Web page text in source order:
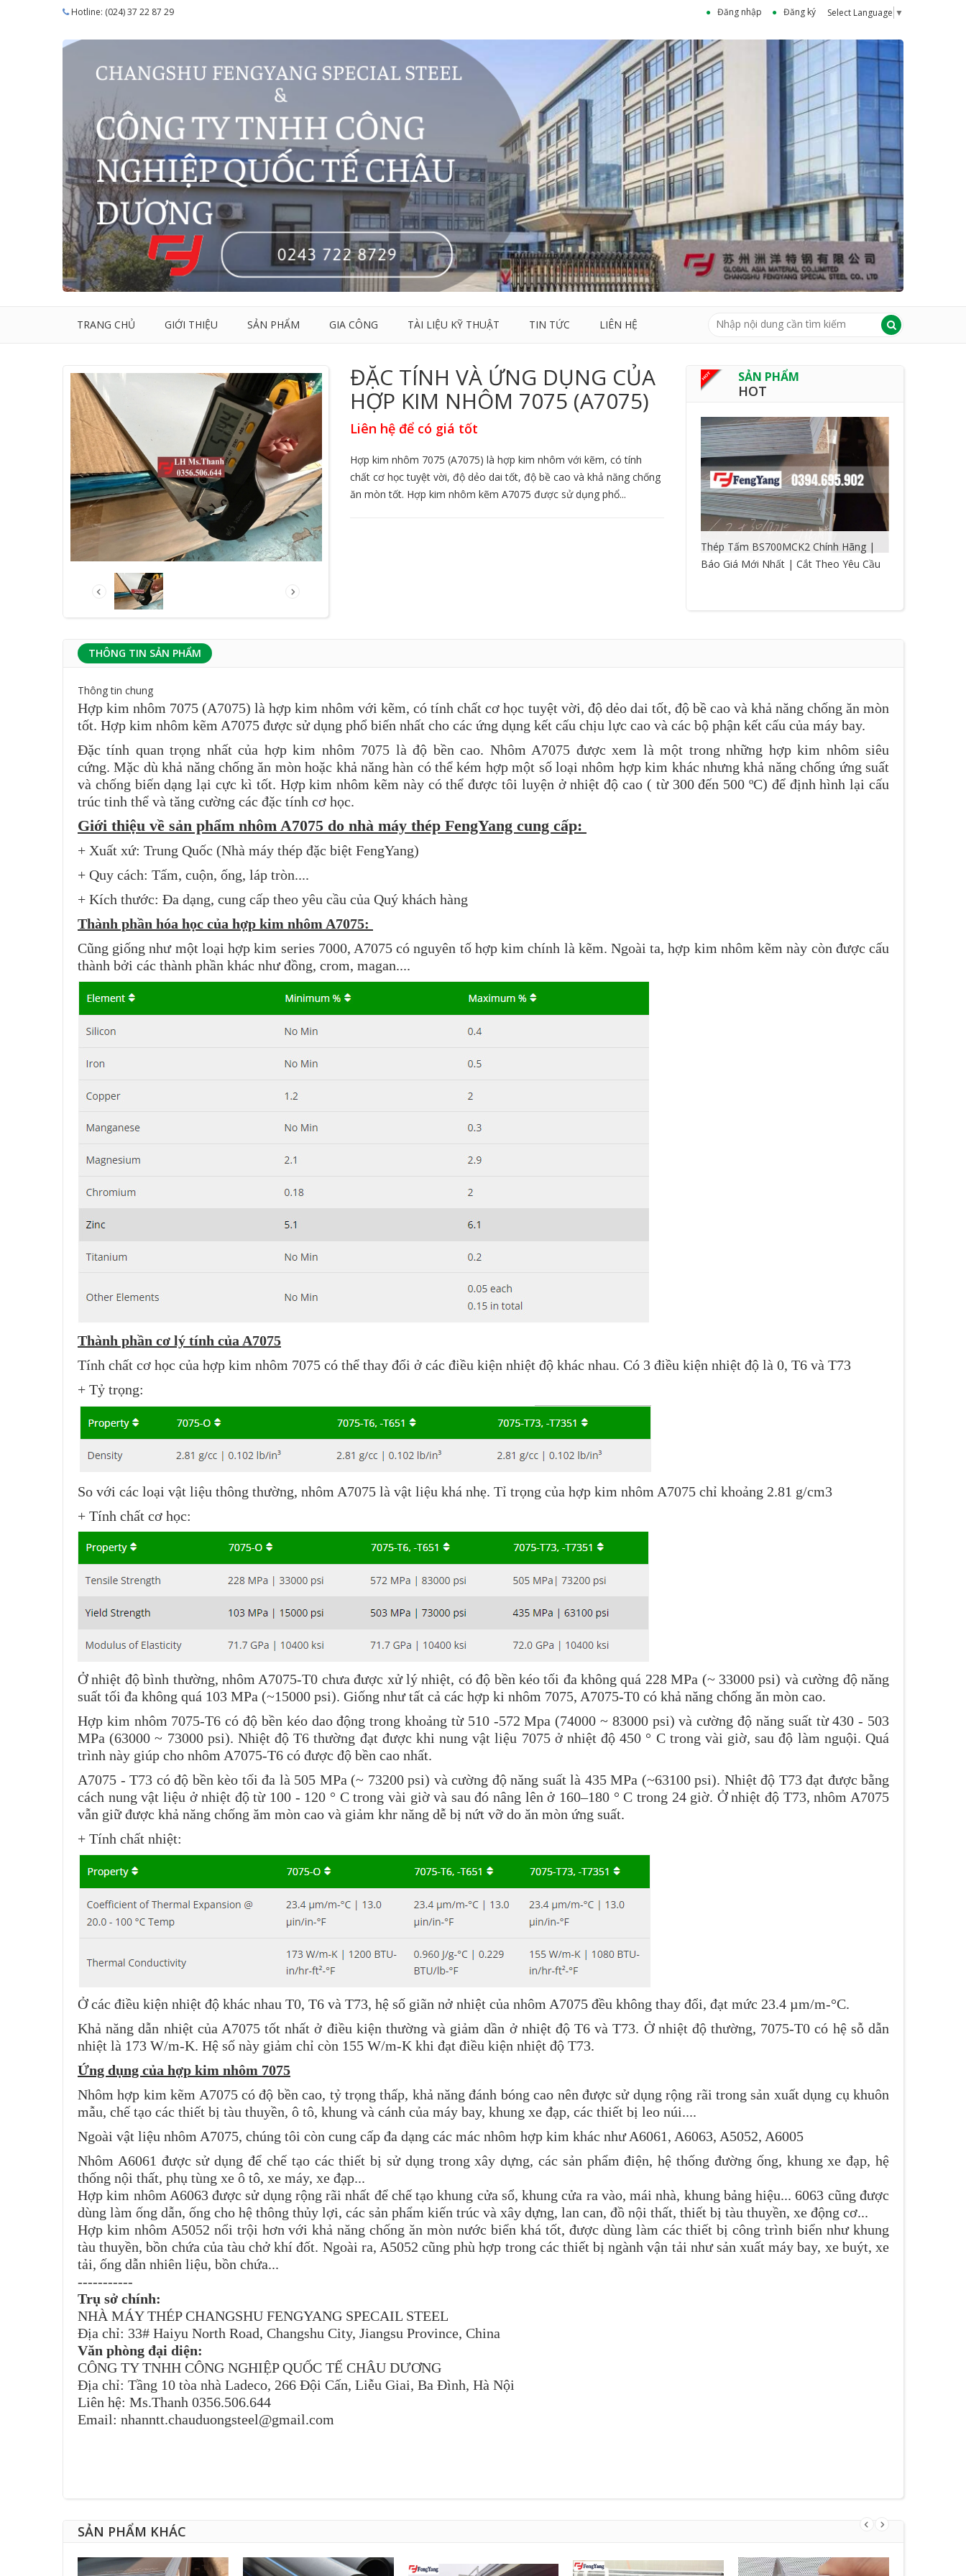
Hotline: (024) 37 22 87 29 Đăng nhập Đăng ký Select Language ▼
TRANG CHỦ GIỚI THIỆU SẢN PHẨM GIA CÔNG TÀI LIỆU KỸ THUẬT TIN TỨC LIÊN HỆ
ĐẶC TÍNH VÀ ỨNG DỤNG CỦA
HỢP KIM NHÔM 7075 (A7075)
Liên hệ để có giá tốt
Hợp kim nhôm 7075 (A7075) là hợp kim nhôm với kẽm, có tính
chất cơ học tuyệt vời, độ dẻo dai tốt, độ bề cao và khả năng chống
ăn mòn tốt. Hợp kim nhôm kẽm A7075 được sử dụng phổ...
SẢN PHẨM
HOT
Thép Tấm BS700MCK2 Chính Hãng |
Báo Giá Mới Nhất | Cắt Theo Yêu Cầu
THÔNG TIN SẢN PHẨM
Thông tin chung
Hợp kim nhôm 7075 (A7075) là hợp kim nhôm với kẽm, có tính chất cơ học tuyệt vời, độ dẻo dai tốt, độ bề cao và khả năng chống ăn mòn
tốt. Hợp kim nhôm kẽm A7075 được sử dụng phổ biến nhất cho các ứng dụng kết cấu chịu lực cao và các bộ phận kết cấu của máy bay.
Đặc tính quan trọng nhất của hợp kim nhôm 7075 là độ bền cao. Nhôm A7075 được xem là một trong những hợp kim nhôm siêu
cứng. Mặc dù khả năng chống ăn mòn hoặc khả năng hàn có thể kém hợp một số loại nhôm hợp kim khác nhưng khả năng chống ứng suất
và chống biến dạng lại cực kì tốt. Hợp kim nhôm kẽm này có thể được tôi luyện ở nhiệt độ cao ( từ 300 đến 500 ºC) để định hình lại cấu
trúc tinh thể và tăng cường các đặc tính cơ học.
Giới thiệu về sản phẩm nhôm A7075 do nhà máy thép FengYang cung cấp:
+ Xuất xứ: Trung Quốc (Nhà máy thép đặc biệt FengYang)
+ Quy cách: Tấm, cuộn, ống, láp tròn....
+ Kích thước: Đa dạng, cung cấp theo yêu cầu của Quý khách hàng
Thành phần hóa học của hợp kim nhôm A7075:
Cũng giống như một loại hợp kim series 7000, A7075 có nguyên tố hợp kim chính là kẽm. Ngoài ta, hợp kim nhôm kẽm này còn được cấu
thành bởi các thành phần khác như đồng, crom, magan....
Thành phần cơ lý tính của A7075
Tính chất cơ học của hợp kim nhôm 7075 có thể thay đổi ở các điều kiện nhiệt độ khác nhau. Có 3 điều kiện nhiệt độ là 0, T6 và T73
+ Tỷ trọng:
So với các loại vật liệu thông thường, nhôm A7075 là vật liệu khá nhẹ. Tỉ trọng của hợp kim nhôm A7075 chỉ khoảng 2.81 g/cm3
+ Tính chất cơ học:
Ở nhiệt độ bình thường, nhôm A7075-T0 chưa được xử lý nhiệt, có độ bền kéo tối đa không quá 228 MPa (~ 33000 psi) và cường độ năng
suất tối đa không quá 103 MPa (~15000 psi). Giống như tất cả các hợp ki nhôm 7075, A7075-T0 có khả năng chống ăn mòn cao.
Hợp kim nhôm 7075-T6 có độ bền kéo dao động trong khoảng từ 510 -572 Mpa (74000 ~ 83000 psi) và cường độ năng suất từ 430 - 503
MPa (63000 ~ 73000 psi). Nhiệt độ T6 thường đạt được khi nung vật liệu 7075 ở nhiệt độ 450 ° C trong vài giờ, sau độ làm nguội. Quá
trình này giúp cho nhôm A7075-T6 có được độ bền cao nhất.
A7075 - T73 có độ bền kèo tối đa là 505 MPa (~ 73200 psi) và cường độ năng suất là 435 MPa (~63100 psi). Nhiệt độ T73 đạt được bằng
cách nung vật liệu ở nhiệt độ từ 100 - 120 ° C trong vài giờ và sau đó nâng lên ở 160–180 ° C trong 24 giờ. Ở nhiệt độ T73, nhôm A7075
vẫn giữ được khả năng chống ăm mòn cao và giảm khr năng dễ bị nứt vỡ do ăn mòn ứng suất.
+ Tính chất nhiệt:
Ở các điều kiện nhiệt độ khác nhau T0, T6 và T73, hệ số giãn nở nhiệt của nhôm A7075 đều không thay đổi, đạt mức 23.4 µm/m-°C.
Khả năng dẫn nhiệt của A7075 tốt nhất ở điều kiện thường và giảm dần ở nhiệt độ T6 và T73. Ở nhiệt độ thường, 7075-T0 có hệ sỗ dẫn
nhiệt là 173 W/m-K. Hệ số này giảm chỉ còn 155 W/m-K khi đạt điều kiện nhiệt độ T73.
Ứng dụng của hợp kim nhôm 7075
Nhôm hợp kim kẽm A7075 có độ bền cao, tỷ trọng thấp, khả năng đánh bóng cao nên được sử dụng rộng rãi trong sản xuất dụng cụ khuôn
mẫu, chế tạo các thiết bị tàu thuyền, ô tô, khung và cánh của máy bay, khung xe đạp, các thiết bị leo núi....
Ngoài vật liệu nhôm A7075, chúng tôi còn cung cấp đa dạng các mác nhôm hợp kim khác như A6061, A6063, A5052, A6005
Nhôm A6061 được sử dụng để chế tạo các thiết bị sử dụng trong xây dựng, các sản phẩm điện, hệ thống đường ống, khung xe đạp, hệ
thống nội thất, phụ tùng xe ô tô, xe máy, xe đạp...
Hợp kim nhôm A6063 được sử dụng rộng rãi nhất để chế tạo khung cửa sổ, khung cửa ra vào, mái nhà, khung bảng hiệu... 6063 cũng được
dùng làm ống dẫn, ống cho hệ thông thủy lợi, các sản phẩm kiến trúc và xây dựng, lan can, đồ nội thất, thiết bị tàu thuyền, xe động cơ...
Hợp kim nhôm A5052 nổi trội hơn với khả năng chống ăn mòn nước biển khá tốt, được dùng làm các thiết bị công trình biển như khung
tàu thuyền, bồn chứa của tàu chở khí đốt. Ngoài ra, A5052 cũng phù hợp trong các thiết bị ngành vận tải như sản xuất máy bay, xe buýt, xe
tải, ống dẫn nhiên liệu, bồn chứa...
-----------
Trụ sở chính:
NHÀ MÁY THÉP CHANGSHU FENGYANG SPECAIL STEEL
Địa chỉ: 33# Haiyu North Road, Changshu City, Jiangsu Province, China
Văn phòng đại diện:
CÔNG TY TNHH CÔNG NGHIỆP QUỐC TẾ CHÂU DƯƠNG
Địa chỉ: Tầng 10 tòa nhà Ladeco, 266 Đội Cấn, Liễu Giai, Ba Đình, Hà Nội
Liên hệ: Ms.Thanh 0356.506.644
Email: nhanntt.chauduongsteel@gmail.com
SẢN PHẨM KHÁC